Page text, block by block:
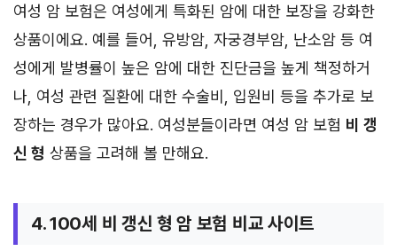
여성 암 보험은 여성에게 특화된 암에 대한 보장을 강화한
상품이에요. 예를 들어, 유방암, 자궁경부암, 난소암 등 여
성에게 발병률이 높은 암에 대한 진단금을 높게 책정하거
나, 여성 관련 질환에 대한 수술비, 입원비 등을 추가로 보
장하는 경우가 많아요. 여성분들이라면 여성 암 보험 비 갱
신 형 상품을 고려해 볼 만해요.
4. 100세 비 갱신 형 암 보험 비교 사이트